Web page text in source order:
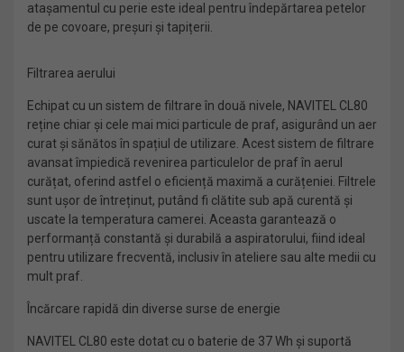
atașamentul cu perie este ideal pentru îndepărtarea petelor
de pe covoare, preșuri și tapițerii.
Filtrarea aerului
Echipat cu un sistem de filtrare în două nivele, NAVITEL CL80
reține chiar și cele mai mici particule de praf, asigurând un aer
curat și sănătos în spațiul de utilizare. Acest sistem de filtrare
avansat împiedică revenirea particulelor de praf în aerul
curățat, oferind astfel o eficiență maximă a curățeniei. Filtrele
sunt ușor de întreținut, putând fi clătite sub apă curentă și
uscate la temperatura camerei. Aceasta garantează o
performanță constantă și durabilă a aspiratorului, fiind ideal
pentru utilizare frecventă, inclusiv în ateliere sau alte medii cu
mult praf.
Încărcare rapidă din diverse surse de energie
NAVITEL CL80 este dotat cu o baterie de 37 Wh și suportă